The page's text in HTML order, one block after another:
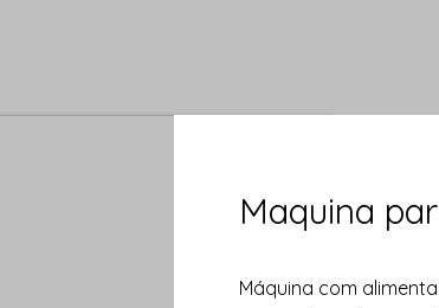
Maquina
Máquina com